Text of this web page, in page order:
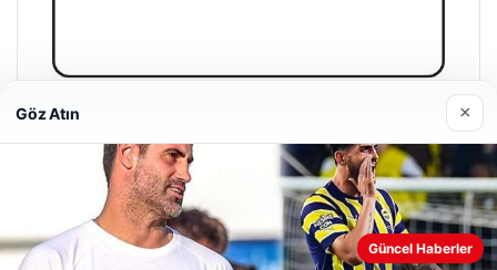
Enes Kaplan Avukatlık Bürosu
28/04/2026
Web sitemizi nasıl kullandığınızı daha iyi anlayabilmek,
deneyiminizi kişiselleştirmek ve geliştirmek amacıyla çerezler
Göz Atın ×
Güncel Haberler